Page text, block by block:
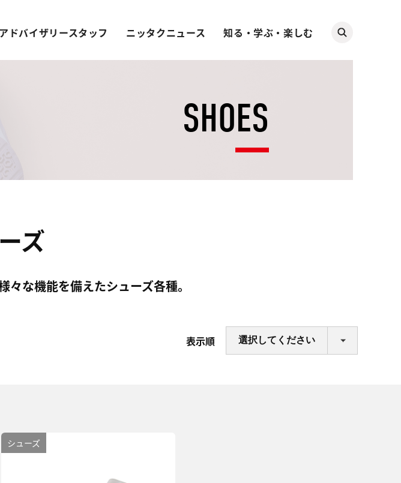
アドバイザリースタッフ ニッタクニュース 知る・学ぶ・楽しむ
SHOES
ズ
々な機能を備えたシューズ各種。
表示順
シューズ